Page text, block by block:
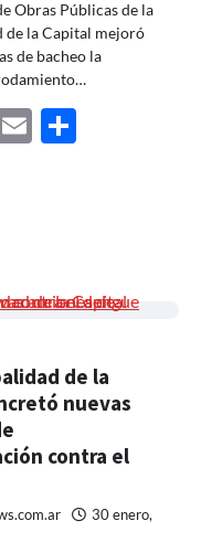
Obras Públicas de la
de la Capital mejoró
de bacheo la
Email
de la
nuevas
contra el
30 enero,